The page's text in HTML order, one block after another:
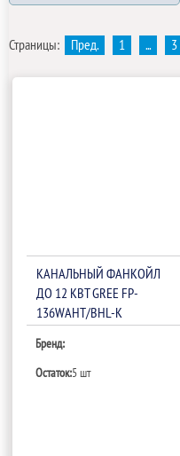
Страницы: Пред. 1 ... 3
КАНАЛЬНЫЙ ФАНКОЙЛ
ДО 12 КВТ GREE FP-
136WAHT/BHL-K
Бренд:
Остаток:5 шт